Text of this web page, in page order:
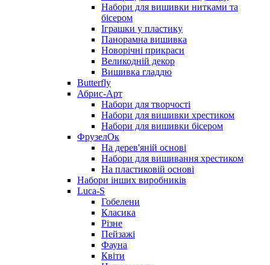
Набори для вишивки нитками та
бісером
Іграшки у пластику
Панорамна вишивка
Новорічні прикраси
Великодній декор
Вишивка гладдю
Butterfly
Абрис-Арт
Набори для творчості
Набори для вишивки хрестиком
Набори для вишивки бісером
ФрузелОк
На дерев'яній основі
Набори для вишивання хрестиком
На пластиковій основі
Набори інших виробників
Luca-S
Гобелени
Класика
Різне
Пейзажі
Фауна
Квіти